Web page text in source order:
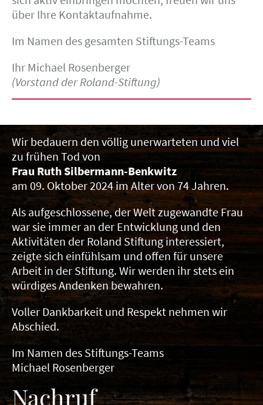
über Ihre Kontaktaufnahme.
Im Namen des gesamten Stiftungs-Teams
Ihr Michael Rosenberger
(Vorstand der Roland-Stiftung)
Wir bedauern den völlig unerwarteten und viel
zu frühen Tod von
Frau Ruth Silbermann-Benkwitz
am 09. Oktober 2024 im Alter von 74 Jahren.
Als aufgeschlossene, der Welt zugewandte Frau
war sie immer an der Entwicklung und den
Aktivitäten der Roland Stiftung interessiert,
zeigte sich einfühlsam und offen für unsere
Arbeit in der Stiftung. Wir werden ihr stets ein
würdiges Andenken bewahren.
Voller Dankbarkeit und Respekt nehmen wir
Abschied.
Im Namen des Stiftungs-Teams
Michael Rosenberger
Nachruf